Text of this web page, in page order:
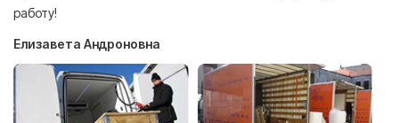
работу!
Елизавета Андроновна